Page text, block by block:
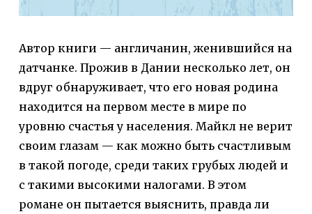
Автор книги — англичанин, женившийся на
датчанке. Прожив в Дании несколько лет, он
вдруг обнаруживает, что его новая родина
находится на первом месте в мире по
уровню счастья у населения. Майкл не верит
своим глазам — как можно быть счастливым
в такой погоде, среди таких грубых людей и
с такими высокими налогами. В этом
романе он пытается выяснить, правда ли